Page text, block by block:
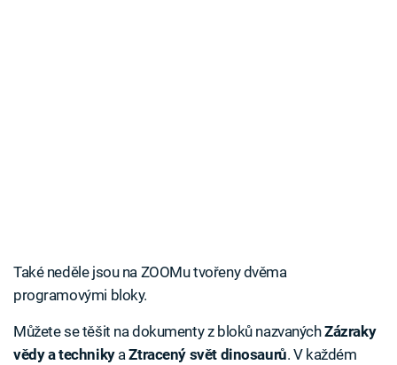
Také neděle jsou na ZOOMu tvořeny dvěma
programovými bloky.
Můžete se těšit na dokumenty z bloků nazvanýchZázraky
vědy a technikyaZtracený svět dinosaurů. V každém